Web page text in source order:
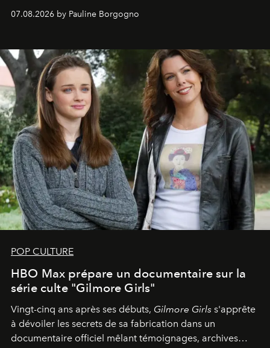
s'arrachent déjà.
07.08.2026 by Pauline Borgogno
POP CULTURE
HBO Max prépare un documentaire sur la
série culte "Gilmore Girls"
Vingt-cinq ans après ses débuts, Gilmore Girls s'apprête
à dévoiler les secrets de sa fabrication dans un
documentaire officiel mêlant témoignages, archives